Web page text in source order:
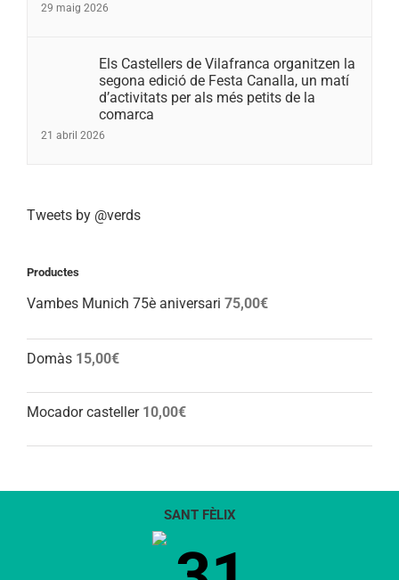
29 maig 2026
Els Castellers de Vilafranca organitzen la
segona edició de Festa Canalla, un matí
d’activitats per als més petits de la
comarca
21 abril 2026
Tweets by @verds
Productes
Vambes Munich 75è aniversari 75,00€
Domàs 15,00€
Mocador casteller 10,00€
SANT FÈLIX